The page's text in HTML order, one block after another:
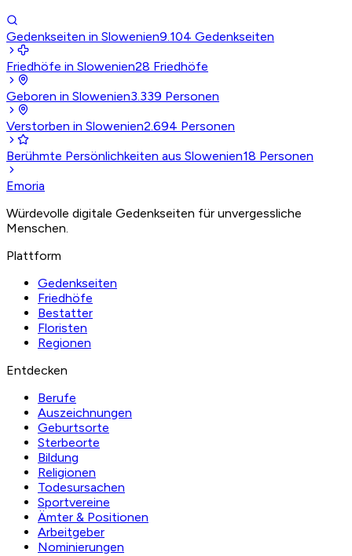
Gedenkseiten in Slowenien9.104 Gedenkseiten
Friedhöfe in Slowenien28 Friedhöfe
Geboren in Slowenien3.339 Personen
Verstorben in Slowenien2.694 Personen
Berühmte Persönlichkeiten aus Slowenien18 Personen
Emoria
Würdevolle digitale Gedenkseiten für unvergessliche
Menschen.
Plattform
Gedenkseiten
Friedhöfe
Bestatter
Floristen
Regionen
Entdecken
Berufe
Auszeichnungen
Geburtsorte
Sterbeorte
Bildung
Religionen
Todesursachen
Sportvereine
Ämter & Positionen
Arbeitgeber
Nominierungen